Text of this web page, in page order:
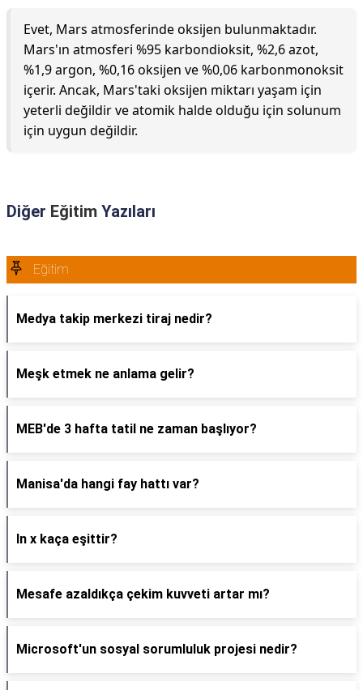
Evet, Mars atmosferinde oksijen bulunmaktadır.
Mars'ın atmosferi %95 karbondioksit, %2,6 azot,
%1,9 argon, %0,16 oksijen ve %0,06 karbonmonoksit
içerir. Ancak, Mars'taki oksijen miktarı yaşam için
yeterli değildir ve atomik halde olduğu için solunum
için uygun değildir.
Diğer Eğitim Yazıları
Eğitim
Medya takip merkezi tiraj nedir?
Meşk etmek ne anlama gelir?
MEB'de 3 hafta tatil ne zaman başlıyor?
Manisa'da hangi fay hattı var?
ln x kaça eşittir?
Mesafe azaldıkça çekim kuvveti artar mı?
Microsoft'un sosyal sorumluluk projesi nedir?